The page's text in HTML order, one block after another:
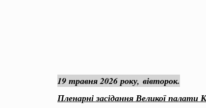
19 травня 2026 року, вівторок.
Пленарні засідання Великої палати